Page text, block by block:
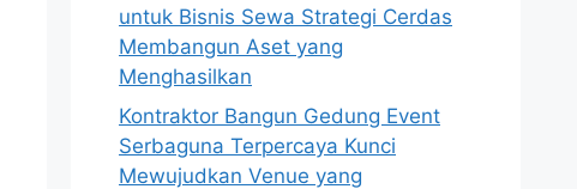
untuk Bisnis Sewa Strategi Cerdas
Membangun Aset yang
Menghasilkan
Kontraktor Bangun Gedung Event
Serbaguna Terpercaya Kunci
Mewujudkan Venue yang